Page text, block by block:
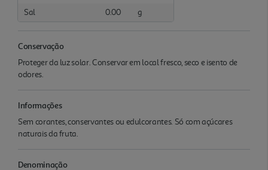
Sal
0.00 g
Conservação
Proteger da luz solar. Conservar em local fresco, seco e isento de
odores.
Informações
Sem corantes, conservantes ou edulcorantes. Só com açúcares
naturais da fruta.
Denominação